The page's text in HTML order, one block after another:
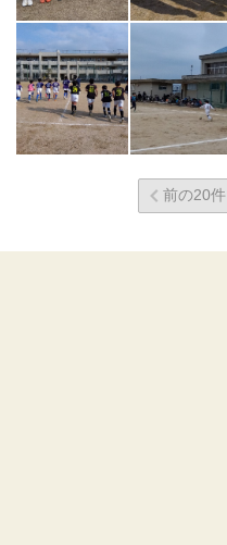
> >
> >
前の20件